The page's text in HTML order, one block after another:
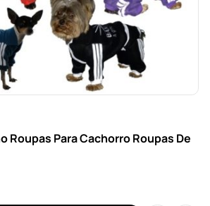
Roupas Para Cachorro Roupas De